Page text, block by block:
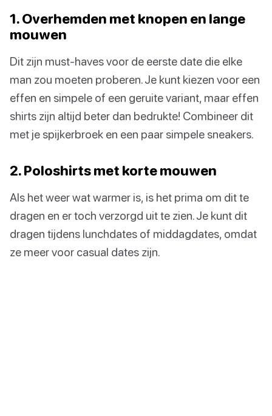
1. Overhemden met knopen en lange
mouwen
Dit zijn must-haves voor de eerste date die elke
man zou moeten proberen. Je kunt kiezen voor een
effen en simpele of een geruite variant, maar effen
shirts zijn altijd beter dan bedrukte! Combineer dit
met je spijkerbroek en een paar simpele sneakers.
2. Poloshirts met korte mouwen
Als het weer wat warmer is, is het prima om dit te
dragen en er toch verzorgd uit te zien. Je kunt dit
dragen tijdens lunchdates of middagdates, omdat
ze meer voor casual dates zijn.